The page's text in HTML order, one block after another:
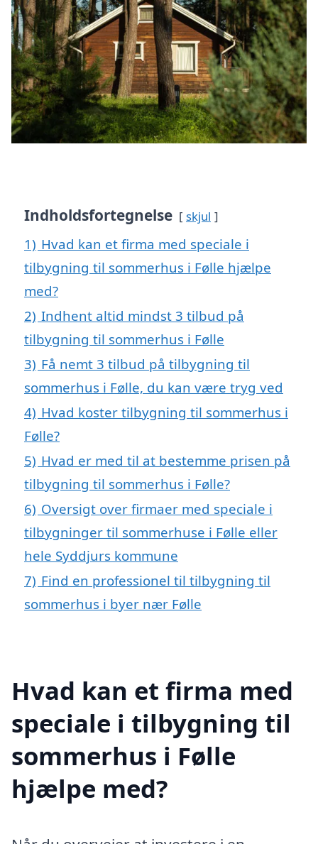
Indholdsfortegnelse skjul
1) Hvad kan et firma med speciale i
tilbygning til sommerhus i Følle hjælpe
med?
2) Indhent altid mindst 3 tilbud på
tilbygning til sommerhus i Følle
3) Få nemt 3 tilbud på tilbygning til
sommerhus i Følle, du kan være tryg ved
4) Hvad koster tilbygning til sommerhus i
Følle?
5) Hvad er med til at bestemme prisen på
tilbygning til sommerhus i Følle?
6) Oversigt over firmaer med speciale i
tilbygninger til sommerhuse i Følle eller
hele Syddjurs kommune
7) Find en professionel til tilbygning til
sommerhus i byer nær Følle
Hvad kan et firma med
speciale i tilbygning til
sommerhus i Følle
hjælpe med?